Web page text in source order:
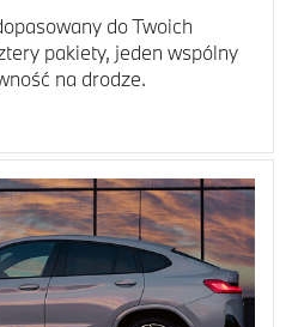
do Twoich
pakiety, jeden wspólny
na drodze.